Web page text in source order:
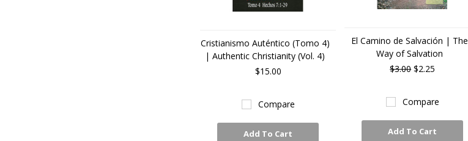
El Camino de Salvación | The
Way of Salvation
$3.00$2.25
Compare
Add To Cart
Cristianismo Auténtico (Tomo 4)
| Authentic Christianity (Vol. 4)
$15.00
Compare
Add To Cart